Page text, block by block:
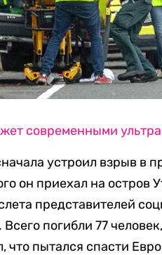
современными
устроил взрыв в
он приехал на остров
представителей
погибли 77
что пытался спасти